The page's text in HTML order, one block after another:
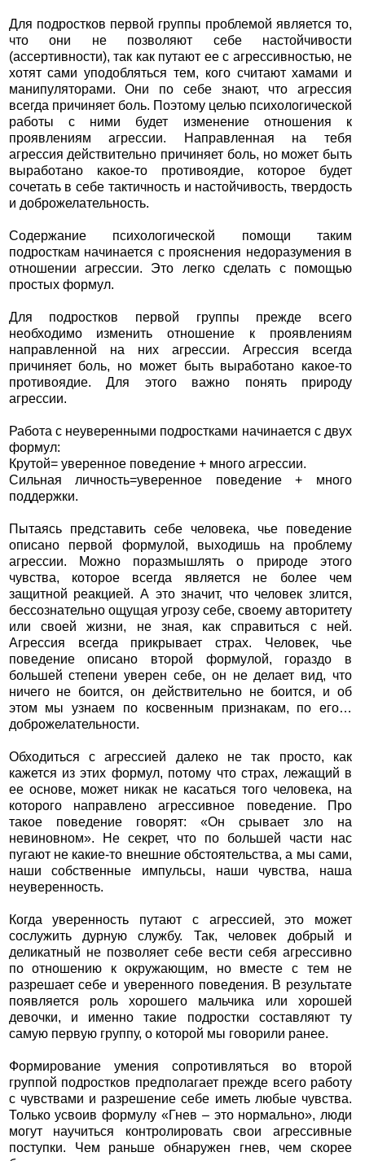
Для подростков первой группы проблемой является то,
что они не позволяют себе настойчивости
(ассертивности), так как путают ее с агрессивностью, не
хотят сами уподобляться тем, кого считают хамами и
манипуляторами. Они по себе знают, что агрессия
всегда причиняет боль. Поэтому целью психологической
работы с ними будет изменение отношения к
проявлениям агрессии. Направленная на тебя
агрессия действительно причиняет боль, но может быть
выработано какое-то противоядие, которое будет
сочетать в себе тактичность и настойчивость, твердость
и доброжелательность.
Содержание психологической помощи таким
подросткам начинается с прояснения недоразумения в
отношении агрессии. Это легко сделать с помощью
простых формул.
Для подростков первой группы прежде всего
необходимо изменить отношение к проявлениям
направленной на них агрессии. Агрессия всегда
причиняет боль, но может быть выработано какое-то
противоядие. Для этого важно понять природу
агрессии.
Работа с неуверенными подростками начинается с двух
формул:
Крутой= уверенное поведение + много агрессии.
Сильная личность=уверенное поведение + много
поддержки.
Пытаясь представить себе человека, чье поведение
описано первой формулой, выходишь на проблему
агрессии. Можно поразмышлять о природе этого
чувства, которое всегда является не более чем
защитной реакцией. А это значит, что человек злится,
бессознательно ощущая угрозу себе, своему авторитету
или своей жизни, не зная, как справиться с ней.
Агрессия всегда прикрывает страх. Человек, чье
поведение описано второй формулой, гораздо в
большей степени уверен себе, он не делает вид, что
ничего не боится, он действительно не боится, и об
этом мы узнаем по косвенным признакам, по его…
доброжелательности.
Обходиться с агрессией далеко не так просто, как
кажется из этих формул, потому что страх, лежащий в
ее основе, может никак не касаться того человека, на
которого направлено агрессивное поведение. Про
такое поведение говорят: «Он срывает зло на
невиновном». Не секрет, что по большей части нас
пугают не какие-то внешние обстоятельства, а мы сами,
наши собственные импульсы, наши чувства, наша
неуверенность.
Когда уверенность путают с агрессией, это может
сослужить дурную службу. Так, человек добрый и
деликатный не позволяет себе вести себя агрессивно
по отношению к окружающим, но вместе с тем не
разрешает себе и уверенного поведения. В результате
появляется роль хорошего мальчика или хорошей
девочки, и именно такие подростки составляют ту
самую первую группу, о которой мы говорили ранее.
Формирование умения сопротивляться во второй
группой подростков предполагает прежде всего работу
с чувствами и разрешение себе иметь любые чувства.
Только усвоив формулу «Гнев – это нормально», люди
могут научиться контролировать свои агрессивные
поступки. Чем раньше обнаружен гнев, чем скорее